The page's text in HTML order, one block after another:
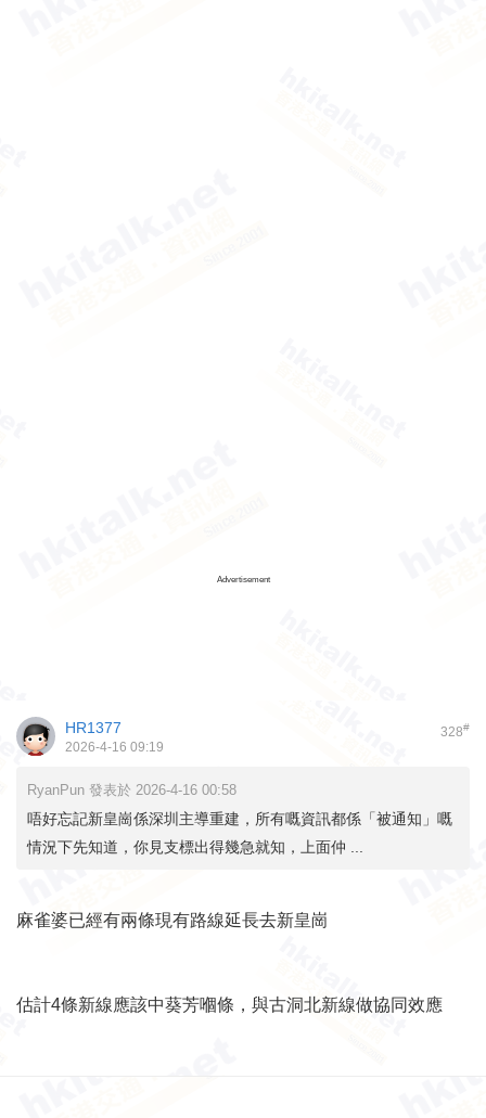
Advertisement
328#
HR1377
2026-4-16 09:19
RyanPun 發表於 2026-4-16 00:58
唔好忘記新皇崗係深圳主導重建，所有嘅資訊都係「被通知」嘅
情況下先知道，你見支標出得幾急就知，上面仲 ...
麻雀婆已經有兩條現有路線延長去新皇崗
估計4條新線應該中葵芳嗰條，與古洞北新線做協同效應